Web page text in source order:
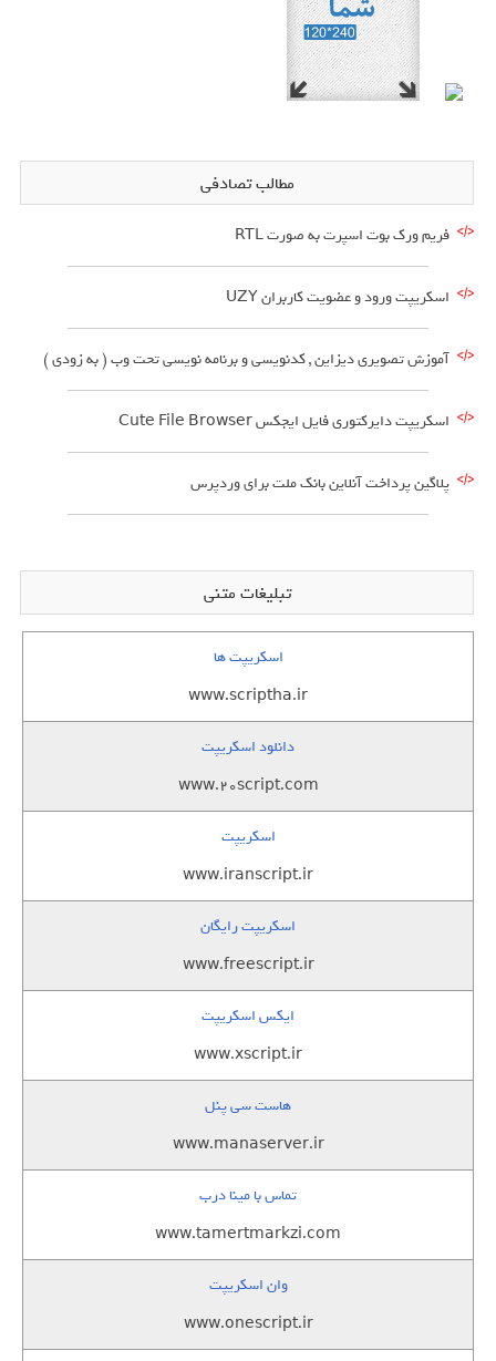
مطالب تصادفی
فریم ورک بوت اسپرت به صورت RTL
اسکریپت ورود و عضویت کاربران UZY
آموزش تصویری دیزاین , کدنویسی و برنامه نویسی تحت وب ( به زودی )
اسکریپت دایرکتوری فایل ایجکس Cute File Browser
پلاگین پرداخت آنلاین بانک ملت برای وردپرس
تبلیغات متنی
اسکریپت ها
www.scriptha.ir
دانلود اسکریپت
www.20script.com
اسکریپت
www.iranscript.ir
اسکریپت رایگان
www.freescript.ir
ایکس اسکریپت
www.xscript.ir
هاست سی پنل
www.manaserver.ir
تماس با مینا درب
www.tamertmarkzi.com
وان اسکریپت
www.onescript.ir